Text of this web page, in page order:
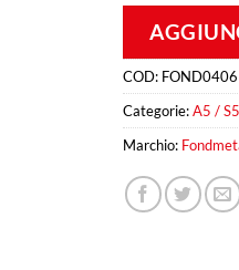
COD: FOND0406
Categorie:A5 /
Marchio: